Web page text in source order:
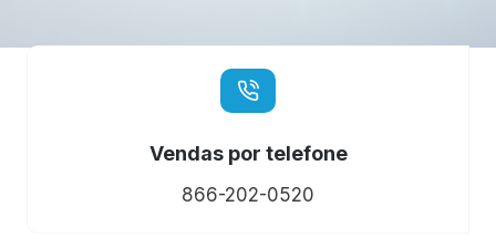
Vendas por telefone
866-202-0520